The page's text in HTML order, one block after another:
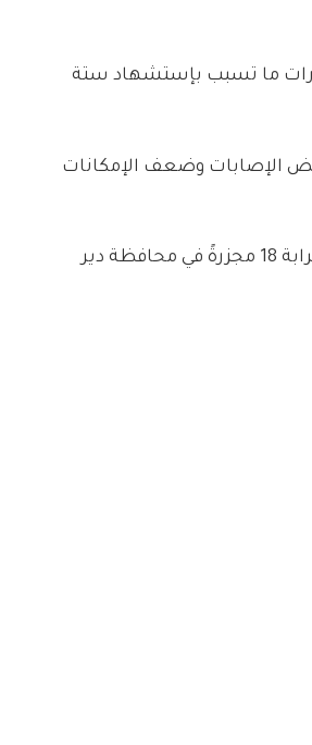
بعدة غارات ما تسبب بإستشهاد ستة
الإصابات وضعف الإمكانات
الجدير بالذكر أن الطيران الحربي الروسي و طيران قوات الأسد، ارتكب قرابة 18 مجزرةً في محافظة دير